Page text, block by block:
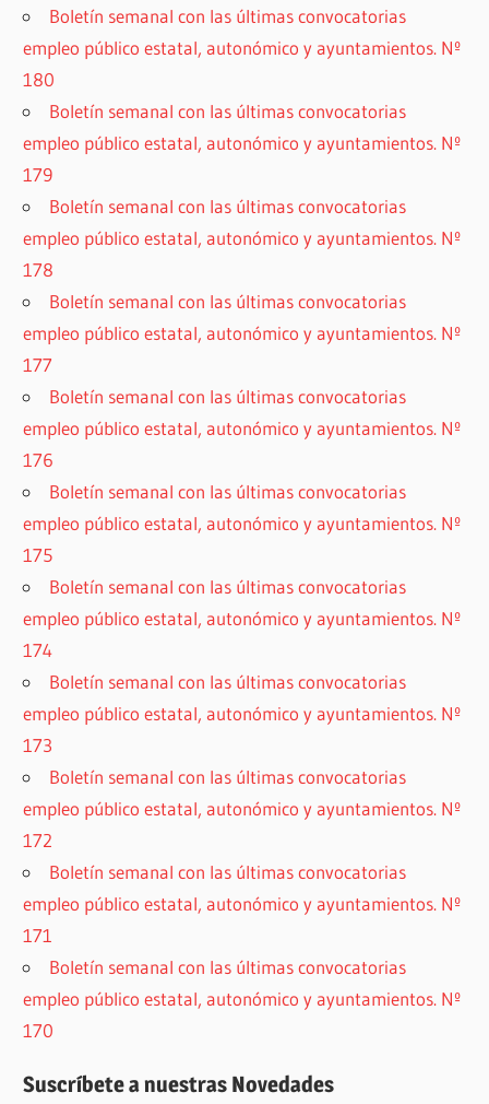
Boletín semanal con las últimas convocatorias
empleo público estatal, autonómico y ayuntamientos. Nº
180
Boletín semanal con las últimas convocatorias
empleo público estatal, autonómico y ayuntamientos. Nº
179
Boletín semanal con las últimas convocatorias
empleo público estatal, autonómico y ayuntamientos. Nº
178
Boletín semanal con las últimas convocatorias
empleo público estatal, autonómico y ayuntamientos. Nº
177
Boletín semanal con las últimas convocatorias
empleo público estatal, autonómico y ayuntamientos. Nº
176
Boletín semanal con las últimas convocatorias
empleo público estatal, autonómico y ayuntamientos. Nº
175
Boletín semanal con las últimas convocatorias
empleo público estatal, autonómico y ayuntamientos. Nº
174
Boletín semanal con las últimas convocatorias
empleo público estatal, autonómico y ayuntamientos. Nº
173
Boletín semanal con las últimas convocatorias
empleo público estatal, autonómico y ayuntamientos. Nº
172
Boletín semanal con las últimas convocatorias
empleo público estatal, autonómico y ayuntamientos. Nº
171
Boletín semanal con las últimas convocatorias
empleo público estatal, autonómico y ayuntamientos. Nº
170
Suscríbete a nuestras Novedades